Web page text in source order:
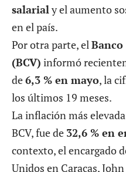
salarialy el aumento
en el país.
Por otra parte, el
(BCV) informó
de6,3 % en mayo, la
los últimos 19 meses.
La inflación más
BCV, fue de 32,6 % en
contexto, el encargado
Unidos en Caracas,